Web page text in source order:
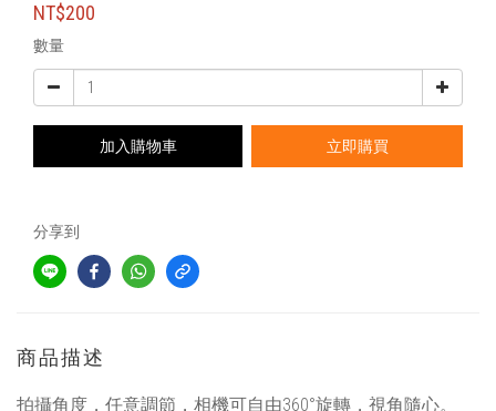
NT$200
數量
加入購物車 立即購買
分享到
商品描述
拍攝角度，任意調節，相機可自由360°旋轉，視角隨心。